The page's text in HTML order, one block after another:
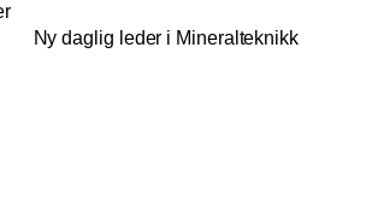
Ny daglig leder i Mineralteknikk